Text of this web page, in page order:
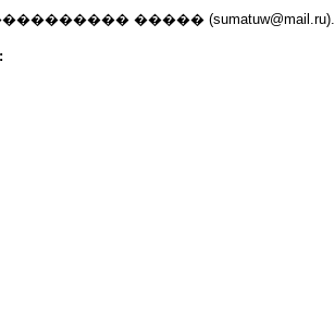
����� (sumatuw@mail.ru).